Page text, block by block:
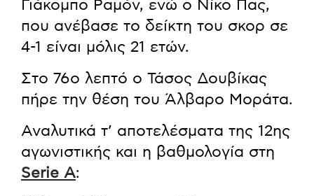
Γιάκομπο Ραμόν, ενώ ο Νίκο Πας,
που ανέβασε το δείκτη του σκορ σε
4-1 είναι μόλις 21 ετών.
Στο 76ο λεπτό ο Τάσος Δουβίκας
πήρε την θέση του Άλβαρο Μοράτα.
Αναλυτικά τ’ αποτελέσματα της 12ης
αγωνιστικής και η βαθμολογία στη
Serie A: